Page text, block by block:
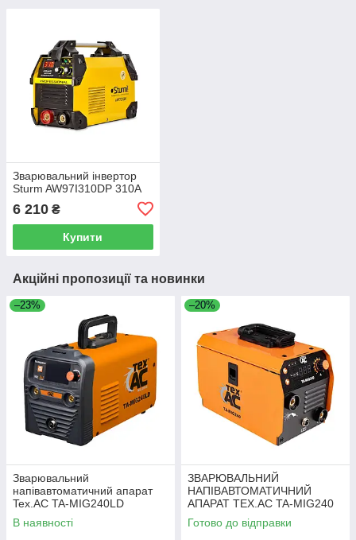
Зварювальний інвертор
Sturm AW97I310DP 310А
6 210 ₴
Купити
Акційні пропозиції та новинки
–23%
Зварювальний
напівавтоматичний апарат
Tex.AC TA-MIG240LD
В наявності
–20%
ЗВАРЮВАЛЬНИЙ
НАПІВАВТОМАТИЧНИЙ
АПАРАТ TEX.AC TA-MIG240
Готово до відправки